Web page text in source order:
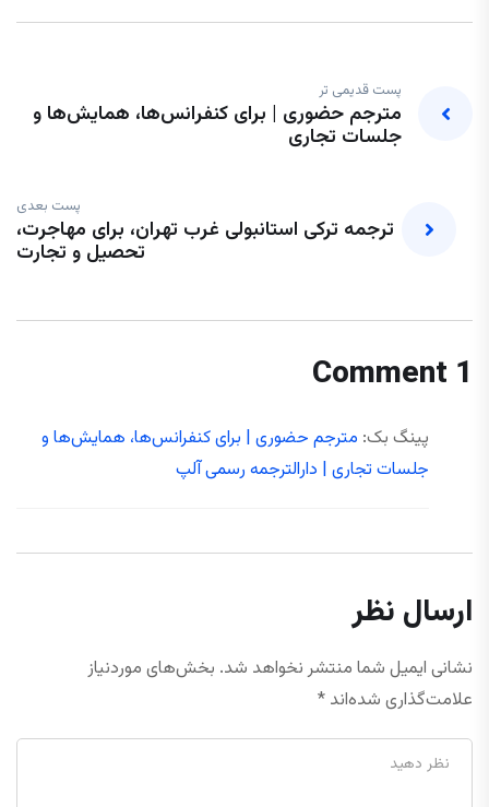
پست قدیمی تر
مترجم حضوری | برای کنفرانس‌ها، همایش‌ها و
جلسات تجاری
پست بعدی
ترجمه ترکی استانبولی غرب تهران، برای مهاجرت،
تحصیل و تجارت
1 Comment
پینگ بک: مترجم حضوری | برای کنفرانس‌ها، همایش‌ها و
جلسات تجاری | دارالترجمه رسمی آلپ
ارسال نظر
نشانی ایمیل شما منتشر نخواهد شد. بخش‌های موردنیاز
علامت‌گذاری شده‌اند *